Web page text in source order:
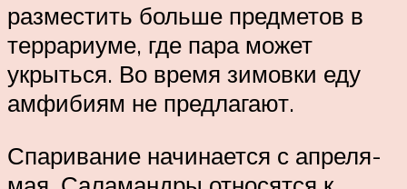
разместить больше предметов в
террариуме, где пара может
укрыться. Во время зимовки еду
амфибиям не предлагают.
Спаривание начинается с апреля-